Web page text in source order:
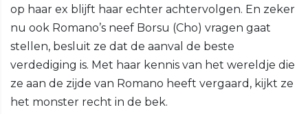
op haar ex blijft haar echter achtervolgen. En zeker
nu ook Romano’s neef Borsu (Cho) vragen gaat
stellen, besluit ze dat de aanval de beste
verdediging is. Met haar kennis van het wereldje die
ze aan de zijde van Romano heeft vergaard, kijkt ze
het monster recht in de bek.